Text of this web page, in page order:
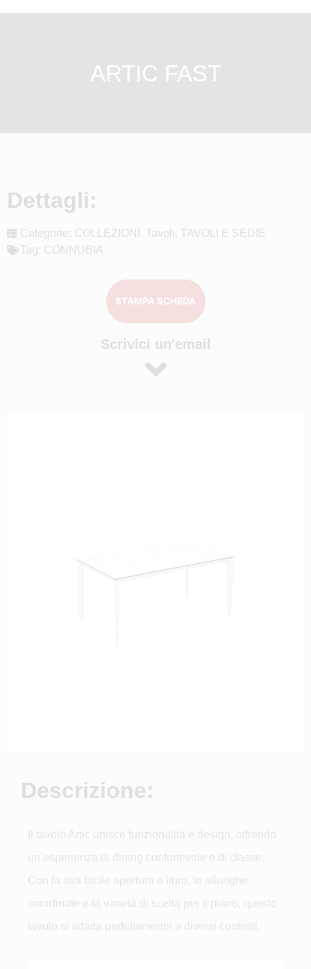
ARTIC FAST
Dettagli:
Categorie: COLLEZIONI , Tavoli , TAVOLI E SEDIE
Tag: CONNUBIA
STAMPA SCHEDA
Scrivici un'email
Descrizione:
Il tavolo Artic unisce funzionalità e design, offrendo
un’esperienza di dining confortevole e di classe.
Con la sua facile apertura a libro, le allunghe
coordinate e la varietà di scelta per il piano, questo
tavolo si adatta perfettamente a diversi contesti.